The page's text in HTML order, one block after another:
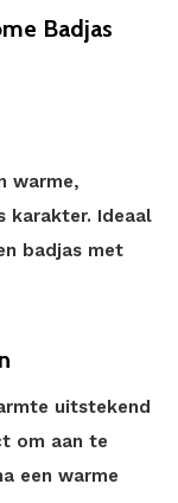
Badjas
warme,
karakter. Ideaal
badjas met
uitstekend
om aan te
een warme